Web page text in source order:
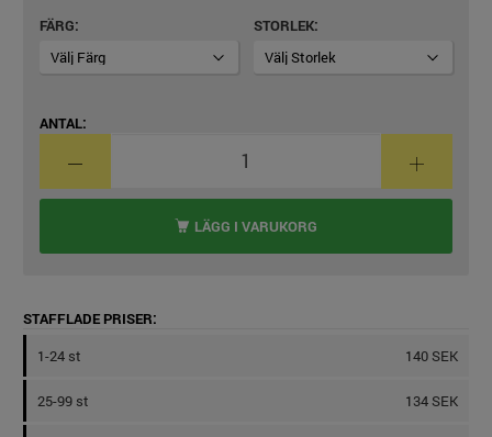
FÄRG STORLEK
ANTAL:
LÄGG I VARUKORG
STAFFLADE PRISER:
1-24 st
140 SEK
25-99 st 134 SEK